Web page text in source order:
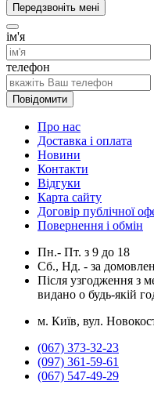
Передзвоніть мені
ім'я
телефон
Повідомити
Про нас
Доставка і оплата
Новини
Контакти
Відгуки
Карта сайту
Договір публічної
Повернення і обмін
Пн.- Пт. з 9 до 18
Сб., Нд. - за
Після узгодження з
видано о будь-якій
м. Київ, вул.
(067) 373-32-23
(097) 361-59-61
(067) 547-49-29